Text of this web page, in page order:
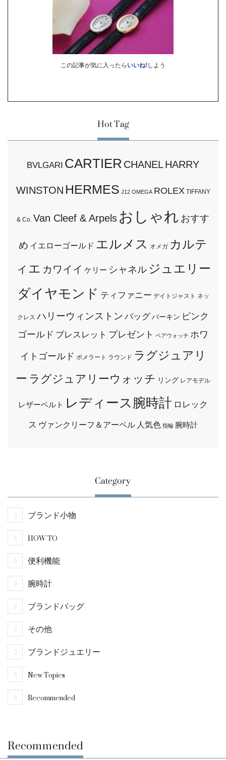
この記事が気に入ったら いいね! しよう
Hot Tag
BVLGARI CARTIER CHANELHARRY
WINSTON HERMES J12 OMEGA ROLEX TIFFANY
& Co. Van Cleef & Arpels おしゃれ おすす
め イエローゴールド エルメス オメガ カルテ
ィエ カワイイ ケリー シャネル ジュエリー
ダイヤモンド ティファニー デイトジャスト ネッ
クレス ハリーウィンストン バッグ バーキン ピンク
ゴールド ブレスレット プレゼント ペアウォッチ ホワ
イトゴールド ポメラート ラウンド ラグジュアリ
ー ラグジュアリーウォッチ リング レアモデル
レザーベルト レディース腕時計 ロレック
ス ヴァンクリーフ＆アーペル 人気色 指輪 腕時計
Category
ブランド小物
HOW TO
便利機能
腕時計
ブランドバッグ
その他
ブランドジュエリー
New Topics
Recommended
Recommended